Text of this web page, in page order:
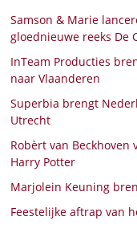
Samson & Marie
gloednieuwe reeks De
InTeam Producties
naar Vlaanderen
Superbia brengt
Utrecht
Robèrt van Beckhoven
Harry Potter
Marjolein Keuning
Feestelijke aftrap van